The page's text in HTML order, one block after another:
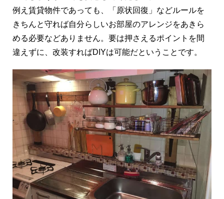
例え賃貸物件であっても、「原状回復」などルールを
きちんと守れば自分らしいお部屋のアレンジをあきら
める必要などありません。要は押さえるポイントを間
違えずに、改装すればDIYは可能だということです。